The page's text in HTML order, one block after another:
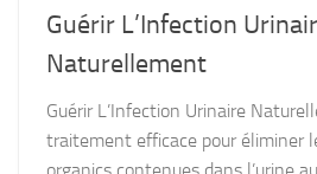
Guérir L’Infection
Naturellement
Guérir L’Infection Urinaire
traitement efficace pour éliminer